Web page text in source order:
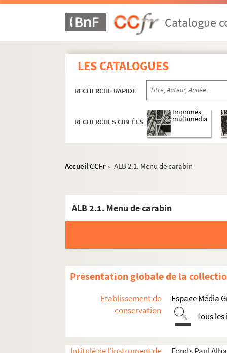
Catalogue
LES CATALOGUES
RECHERCHE RAPIDE
RECHERCHES CIBLÉES
Imprimés
multimédia
Accueil CCFr > ALB 2.1. Menu de carabin
ALB 2.1. Menu de carabin
Présentation globale de la
Etablissement de
conservation
Espace Média
Tous